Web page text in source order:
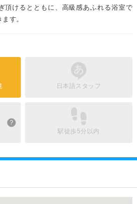
頂けるとともに、高級感あふれる浴室で
す。
日本語スタッフ
?
駅徒歩5分以内